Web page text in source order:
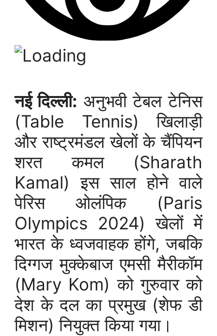
नई दिल्ली: अनुभवी टेबल टेनिस
(Table Tennis) खिलाड़ी
और राष्ट्रमंडल खेलों के चैंपियन
शरत कमल (Sharath
Kamal) इस साल होने वाले
पेरिस ओलंपिक (Paris
Olympics 2024) खेलों में
भारत के ध्वजवाहक होंगे, जबकि
दिग्गज मुक्केबाज एमसी मैरीकॉम
(Mary Kom) को गुरुवार को
देश के दल का प्रमुख (शेफ डी
मिशन) नियुक्त किया गया।